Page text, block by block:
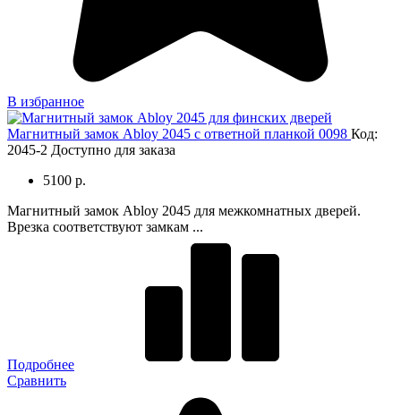
В избранное
Магнитный замок Abloy 2045 c ответной планкой 0098 Код:
2045-2 Доступно для заказа
5100 р.
Магнитный замок Abloy 2045 для межкомнатных дверей.
Врезка соответствуют замкам ...
Подробнее
Сравнить